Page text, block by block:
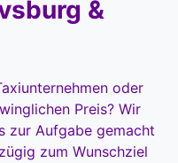
&
oder
Preis? Wir
zur Aufgabe gemacht
zum Wunschziel